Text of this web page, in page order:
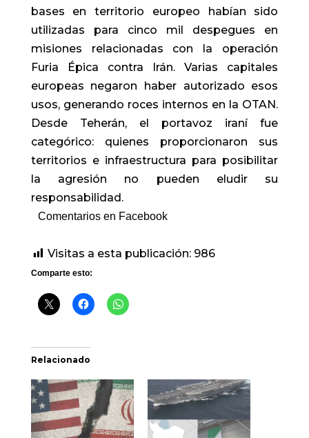
bases en territorio europeo habían sido
utilizadas para cinco mil despegues en
misiones relacionadas con la operación
Furia Épica contra Irán. Varias capitales
europeas negaron haber autorizado esos
usos, generando roces internos en la OTAN.
Desde Teherán, el portavoz iraní fue
categórico: quienes proporcionaron sus
territorios e infraestructura para posibilitar
la agresión no pueden eludir su
responsabilidad.
Comentarios en Facebook
Visitas a esta publicación: 986
Comparte esto:
Relacionado